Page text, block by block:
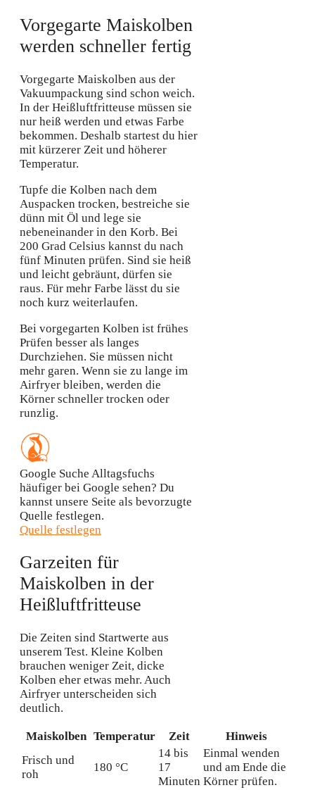
Vorgegarte Maiskolben
werden schneller fertig
Vorgegarte Maiskolben aus der
Vakuumpackung sind schon weich.
In der Heißluftfritteuse müssen sie
nur heiß werden und etwas Farbe
bekommen. Deshalb startest du hier
mit kürzerer Zeit und höherer
Temperatur.
Tupfe die Kolben nach dem
Auspacken trocken, bestreiche sie
dünn mit Öl und lege sie
nebeneinander in den Korb. Bei
200 Grad Celsius kannst du nach
fünf Minuten prüfen. Sind sie heiß
und leicht gebräunt, dürfen sie
raus. Für mehr Farbe lässt du sie
noch kurz weiterlaufen.
Bei vorgegarten Kolben ist frühes
Prüfen besser als langes
Durchziehen. Sie müssen nicht
mehr garen. Wenn sie zu lange im
Airfryer bleiben, werden die
Körner schneller trocken oder
runzlig.
Google Suche Alltagsfuchs
häufiger bei Google sehen? Du
kannst unsere Seite als bevorzugte
Quelle festlegen.
Quelle festlegen
Garzeiten für
Maiskolben in der
Heißluftfritteuse
Die Zeiten sind Startwerte aus
unserem Test. Kleine Kolben
brauchen weniger Zeit, dicke
Kolben eher etwas mehr. Auch
Airfryer unterscheiden sich
deutlich.
Maiskolben Temperatur Zeit
Hinweis
Frisch und
roh
180 °C
14 bis
17
Minuten
Einmal wenden
und am Ende die
Körner prüfen.